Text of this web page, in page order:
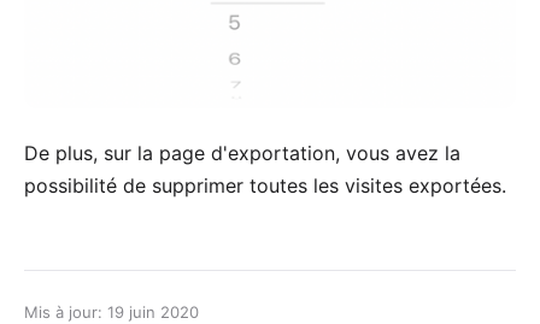
De plus, sur la page d'exportation, vous avez la
possibilité de supprimer toutes les visites exportées.
Mis à jour: 19 juin 2020